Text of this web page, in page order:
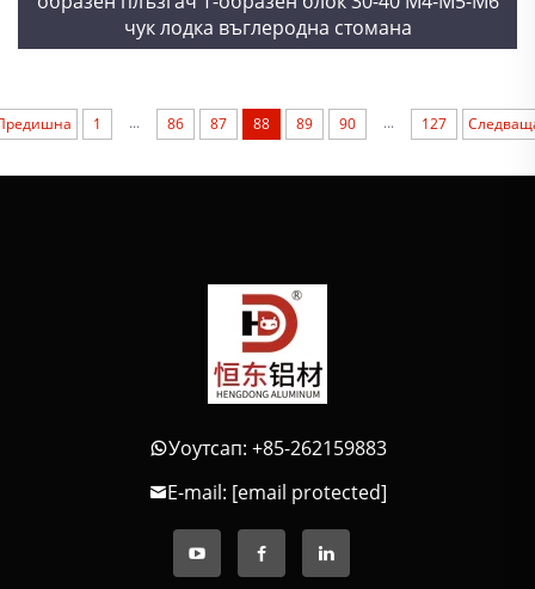
чук лодка въглеродна стомана
1 ... 86 87 88 89 90 ... 127
Уоутсап: +85-262159883
E-mail: [email protected]